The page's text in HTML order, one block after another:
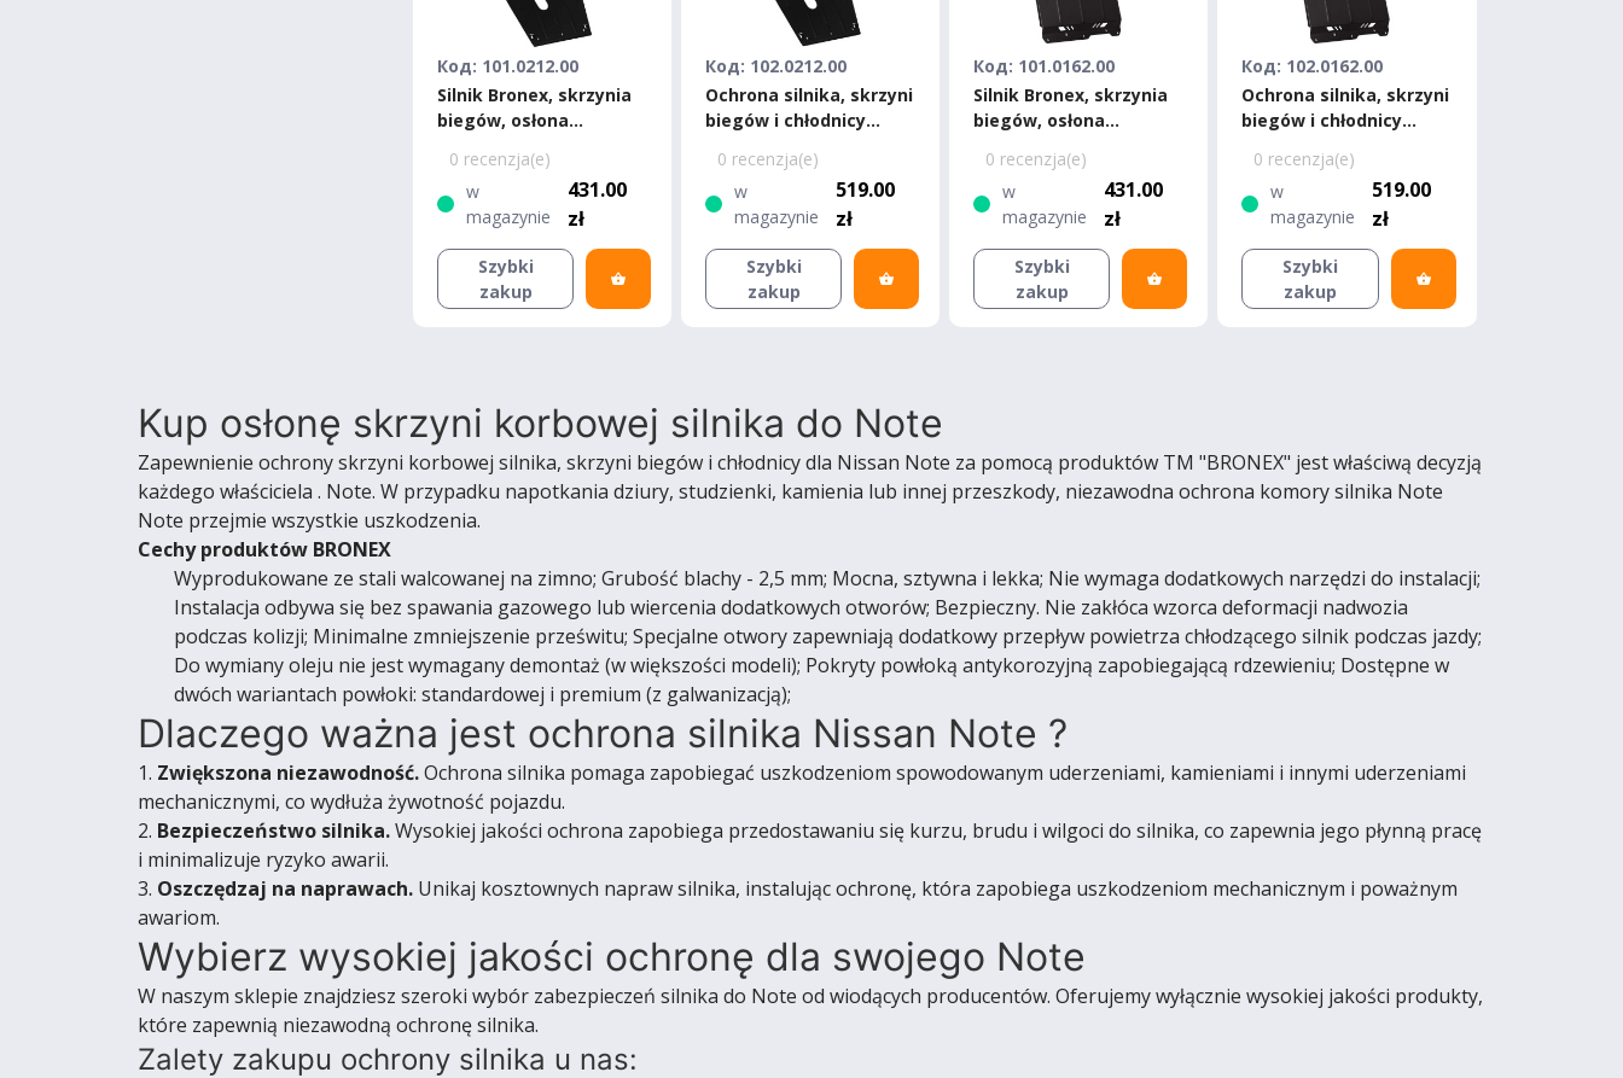
Код: 101.0212.00
Silnik Bronex, skrzynia
biegów, osłona
2005-2013 V - 1,4
Standard
0 recenzja(e)
w
magazynie
431.00
zł
Szybki
zakup
Код: 102.0212.00
Ochrona silnika, skrzyni
biegów i chłodnicy
Premium
0 recenzja(e)
w
magazynie
519.00
zł
Szybki
zakup
Код: 101.0162.00
Silnik Bronex, skrzynia
biegów, osłona
2005-2013 Standard
0 recenzja(e)
w
magazynie
431.00
zł
Szybki
zakup
Код: 102.0162.00
Ochrona silnika, skrzyni
biegów i chłodnicy
Premium
0 recenzja(e)
w
magazynie
519.00
zł
Szybki
zakup
Kup osłonę skrzyni korbowej silnika do Note
Zapewnienie ochrony skrzyni korbowej silnika, skrzyni biegów i chłodnicy dla Nissan Note za pomocą produktów TM "BRONEX" jest właściwą decyzją
każdego właściciela . Note. W przypadku napotkania dziury, studzienki, kamienia lub innej przeszkody, niezawodna ochrona komory silnika Note
Note przejmie wszystkie uszkodzenia.
Cechy produktów BRONEX
Wyprodukowane ze stali walcowanej na zimno; Grubość blachy - 2,5 mm; Mocna, sztywna i lekka; Nie wymaga dodatkowych narzędzi do instalacji;
Instalacja odbywa się bez spawania gazowego lub wiercenia dodatkowych otworów; Bezpieczny. Nie zakłóca wzorca deformacji nadwozia
podczas kolizji; Minimalne zmniejszenie prześwitu; Specjalne otwory zapewniają dodatkowy przepływ powietrza chłodzącego silnik podczas jazdy;
Do wymiany oleju nie jest wymagany demontaż (w większości modeli); Pokryty powłoką antykorozyjną zapobiegającą rdzewieniu; Dostępne w
dwóch wariantach powłoki: standardowej i premium (z galwanizacją);
Dlaczego ważna jest ochrona silnika Nissan Note ?
1. Zwiększona niezawodność.Ochrona silnika pomaga zapobiegać uszkodzeniom spowodowanym uderzeniami, kamieniami i innymi uderzeniami
mechanicznymi, co wydłuża żywotność pojazdu.
2. Bezpieczeństwo silnika.Wysokiej jakości ochrona zapobiega przedostawaniu się kurzu, brudu i wilgoci do silnika, co zapewnia jego płynną pracę
i minimalizuje ryzyko awarii.
3. Oszczędzaj na naprawach. Unikaj kosztownych napraw silnika, instalując ochronę, która zapobiega uszkodzeniom mechanicznym i poważnym
awariom.
Wybierz wysokiej jakości ochronę dla swojego Note
W naszym sklepie znajdziesz szeroki wybór zabezpieczeń silnika do Note od wiodących producentów. Oferujemy wyłącznie wysokiej jakości produkty,
które zapewnią niezawodną ochronę silnika.
Zalety zakupu ochrony silnika u nas: